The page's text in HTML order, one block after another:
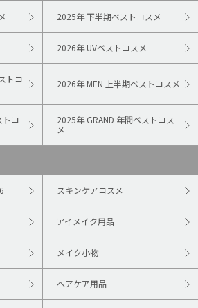
2025年 下半期ベストコスメ
2026年 UVベストコスメ
トコ
2026年 MEN 上半期ベストコスメ
トコ
2025年 GRAND 年間ベストコス
メ
スキンケアコスメ
アイメイク用品
メイク小物
ヘアケア用品